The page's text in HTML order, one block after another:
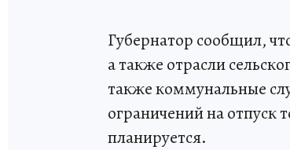
Губернатор сообщил,
а также отрасли
также коммунальные
ограничений на отпуск
планируется.